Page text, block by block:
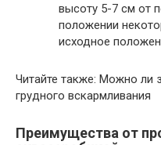
высоту 5-7 см от
положении
исходное
Читайте также: Можно ли
грудного вскармливания
Преимущества от